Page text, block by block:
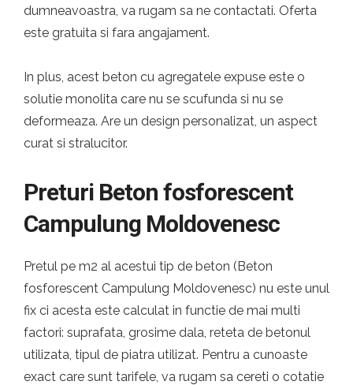
dumneavoastra, va rugam sa ne contactati. Oferta
este gratuita si fara angajament.
In plus, acest beton cu agregatele expuse este o
solutie monolita care nu se scufunda si nu se
deformeaza. Are un design personalizat, un aspect
curat si stralucitor.
Preturi Beton fosforescent
Campulung Moldovenesc
Pretul pe m2 al acestui tip de beton (Beton
fosforescent Campulung Moldovenesc) nu este unul
fix ci acesta este calculat in functie de mai multi
factori: suprafata, grosime dala, reteta de betonul
utilizata, tipul de piatra utilizat. Pentru a cunoaste
exact care sunt tarifele, va rugam sa cereti o cotatie